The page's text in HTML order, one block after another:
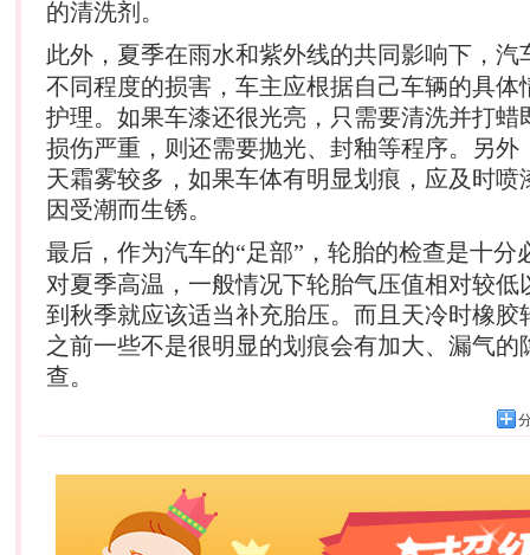
的清洗剂。
此外，夏季在雨水和紫外线的共同影响下， 汽
不同程度的损害，车主应根据自己车辆的具体
护理。如果车漆还很光亮，只需要清洗并打蜡
损伤严重，则还需要抛光、封釉等程序。另外
天霜雾较多，如果车体有明显划痕，应及时喷
因受潮而生锈。
最后，作为汽车的“足部”，轮胎的检查是十分
对夏季高温，一般情况下轮胎气压值相对较低
到秋季就应该适当补充胎压。而且天冷时橡胶
之前一些不是很明显的划痕会有加大、漏气的
查。